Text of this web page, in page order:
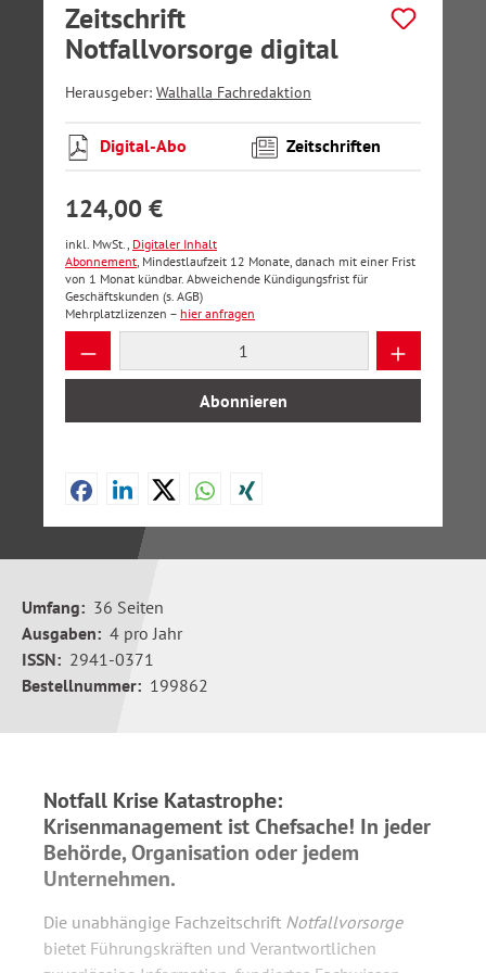
Zeitschrift
Notfallvorsorge digital
Herausgeber: Walhalla Fachredaktion
Digital-Abo Zeitschriften
124,00 €
inkl. MwSt., Digitaler Inhalt
Abonnement, Mindestlaufzeit 12 Monate, danach mit einer Frist
von 1 Monat kündbar. Abweichende Kündigungsfrist für
Geschäftskunden (s. AGB)
Mehrplatzlizenzen – hier anfragen
Produkt Anzahl: Gib den gewünschten
Abonnieren
Umfang: 36 Seiten
Ausgaben: 4 pro Jahr
ISSN: 2941-0371
Bestellnummer: 199862
Notfall Krise Katastrophe:
Krisenmanagement ist Chefsache! In jeder
Behörde, Organisation oder jedem
Unternehmen.
Die unabhängige Fachzeitschrift Notfallvorsorge
bietet Führungskräften und Verantwortlichen